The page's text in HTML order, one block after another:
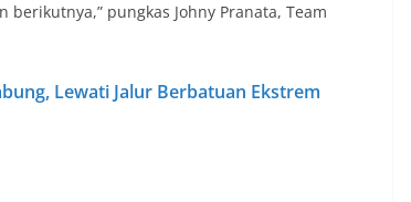
pungkas Johny Pranata, Team
Lewati Jalur Berbatuan Ekstrem